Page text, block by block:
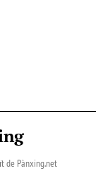
de Pànxing.net​